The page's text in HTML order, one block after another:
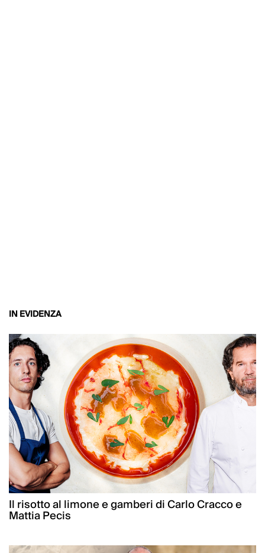
IN EVIDENZA
Il risotto al limone e gamberi di Carlo Cracco e
Mattia Pecis